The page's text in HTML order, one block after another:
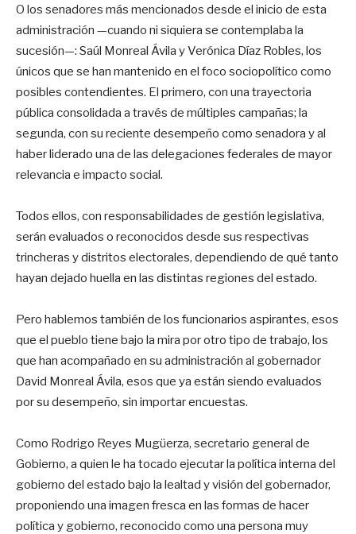
O los senadores más mencionados desde el inicio de esta
administración —cuando ni siquiera se contemplaba la
sucesión—: Saúl Monreal Ávila y Verónica Díaz Robles, los
únicos que se han mantenido en el foco sociopolítico como
posibles contendientes. El primero, con una trayectoria
pública consolidada a través de múltiples campañas; la
segunda, con su reciente desempeño como senadora y al
haber liderado una de las delegaciones federales de mayor
relevancia e impacto social.
Todos ellos, con responsabilidades de gestión legislativa,
serán evaluados o reconocidos desde sus respectivas
trincheras y distritos electorales, dependiendo de qué tanto
hayan dejado huella en las distintas regiones del estado.
Pero hablemos también de los funcionarios aspirantes, esos
que el pueblo tiene bajo la mira por otro tipo de trabajo, los
que han acompañado en su administración al gobernador
David Monreal Ávila, esos que ya están siendo evaluados
por su desempeño, sin importar encuestas.
Como Rodrigo Reyes Mugüerza, secretario general de
Gobierno, a quien le ha tocado ejecutar la política interna del
gobierno del estado bajo la lealtad y visión del gobernador,
proponiendo una imagen fresca en las formas de hacer
política y gobierno, reconocido como una persona muy